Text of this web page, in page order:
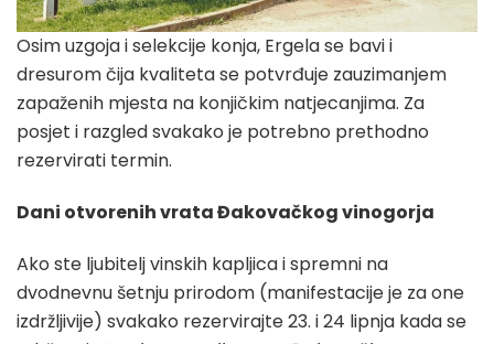
Osim uzgoja i selekcije konja, Ergela se bavi i
dresurom čija kvaliteta se potvrđuje zauzimanjem
zapaženih mjesta na konjičkim natjecanjima. Za
posjet i razgled svakako je potrebno prethodno
rezervirati termin.
Dani otvorenih vrata Đakovačkog vinogorja
Ako ste ljubitelj vinskih kapljica i spremni na
dvodnevnu šetnju prirodom (manifestacije je za one
izdržljivije) svakako rezervirajte 23. i 24 lipnja kada se